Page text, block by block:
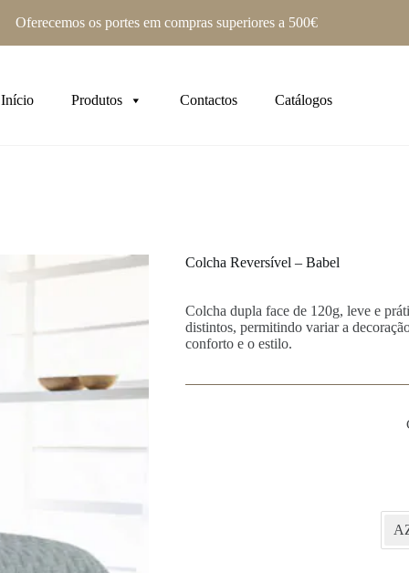
Oferecemos os portes em compras superiores a 500€
Início Produtos Contactos Catálogos
Colcha Reversível – Babel
Colcha dupla face de 120g, leve e
distintos, permitindo variar a
conforto e o estilo.